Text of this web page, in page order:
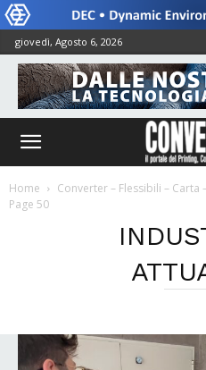
giovedì, Agosto 6, 2026
Home Converter – Flessibili – Carta
Page 50